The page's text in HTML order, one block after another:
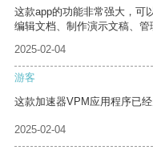
这款app的功能非常强大，可
编辑文档、制作演示文稿、管
2025-02-04
游客
这款加速器VPM应用程序已
2025-02-04